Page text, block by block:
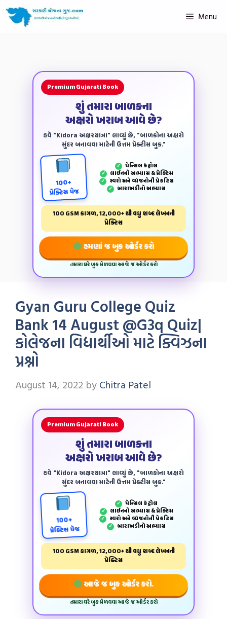
Menu
Premium Gujarati Book
શું તમારા બાળકના
અક્ષરો ખરાબ આવે છે?
હવે "Kidora અક્ષરયાત્રા" લાવ્યું છે, "બાળકોના અક્ષરો
સુંદર બનાવવા માટેની ઉત્તમ પ્રેક્ટીસ બુક."
100+
પ્રેક્ટિસ પેજ
✓ પેન્‍સિલ કંટ્રોલ
✓ લાઈનનો અભ્યાસ & પ્રેક્ટિસ
✓ સ્વરો અને વ્યંજનોની પ્રેકટિસ
✓ બારાખડીનો અભ્યાસ
100 GSM કાગળ, 12,000+ થી વધુ શબ્દ લેખનની
પ્રેક્ટિસ
હમણાં જ બુક ઓર્ડર કરો
તમારા ઘરે બુક મેળવવા આજે જ ઓર્ડર કરો
Gyan Guru College Quiz
Bank 14 August @G3q Quiz|
કોલેજના વિદ્યાર્થીઓ માટે ક્વિઝના
પ્રશ્નો
August 14, 2022 by Chitra Patel
Premium Gujarati Book
શું તમારા બાળકના
અક્ષરો ખરાબ આવે છે?
હવે "Kidora અક્ષરયાત્રા" લાવ્યું છે, "બાળકોના અક્ષરો
સુંદર બનાવવા માટેની ઉત્તમ પ્રેક્ટીસ બુક."
100+
પ્રેક્ટિસ પેજ
✓ પેન્‍સિલ કંટ્રોલ
✓ લાઈનનો અભ્યાસ & પ્રેક્ટિસ
✓ સ્વરો અને વ્યંજનોની પ્રેકટિસ
✓ બારાખડીનો અભ્યાસ
100 GSM કાગળ, 12,000+ થી વધુ શબ્દ લેખનની
પ્રેક્ટિસ
આજે જ બુક ઓર્ડર કરો.
તમારા ઘરે બુક મેળવવા આજે જ ઓર્ડર કરો